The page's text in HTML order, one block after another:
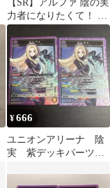
【SR】アルファ 陰の実
力者になりたくて！ ユ
ニオンアリーナ
¥666
ユニオンアリーナ 陰
実 紫デッキパーツ